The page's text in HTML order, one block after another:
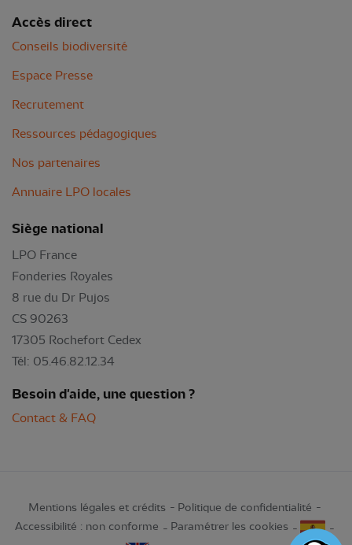
Accès direct
Conseils biodiversité
Espace Presse
Recrutement
Ressources pédagogiques
Nos partenaires
Annuaire LPO locales
Siège national
LPO France
Fonderies Royales
8 rue du Dr Pujos
CS 90263
17305 Rochefort Cedex
Tél: 05.46.82.12.34
Besoin d'aide, une question ?
Contact & FAQ
Mentions légales et crédits
Politique de confidentialité
Accessibilité : non conforme
Paramétrer les cookies